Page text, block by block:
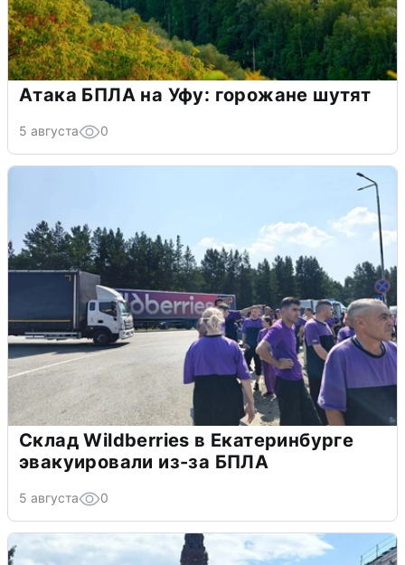
Атака БПЛА на Уфу: горожане шутят
5 августа 0
Склад Wildberries в Екатеринбурге
эвакуировали из-за БПЛА
5 августа 0